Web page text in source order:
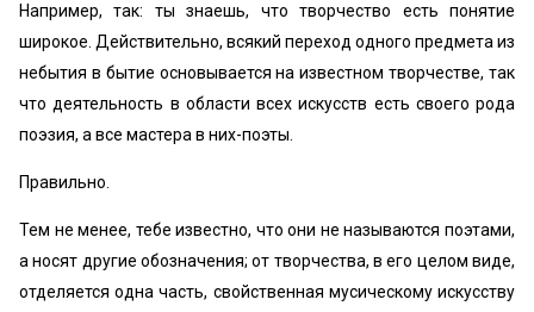
Например, так: ты знаешь, что творчество есть понятие
широкое. Действительно, всякий переход одного предмета из
небытия в бытие основывается на известном творчестве, так
что деятельность в области всех искусств есть своего рода
поэзия, а все мастера в них-поэты.
Правильно.
Тем не менее, тебе известно, что они не называются поэтами,
а носят другие обозначения; от творчества, в его целом виде,
отделяется одна часть, свойственная мусическому искусству